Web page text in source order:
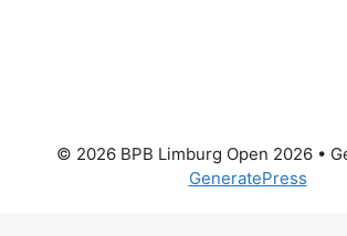
© 2026 BPB Limburg Open 2026•
GeneratePress